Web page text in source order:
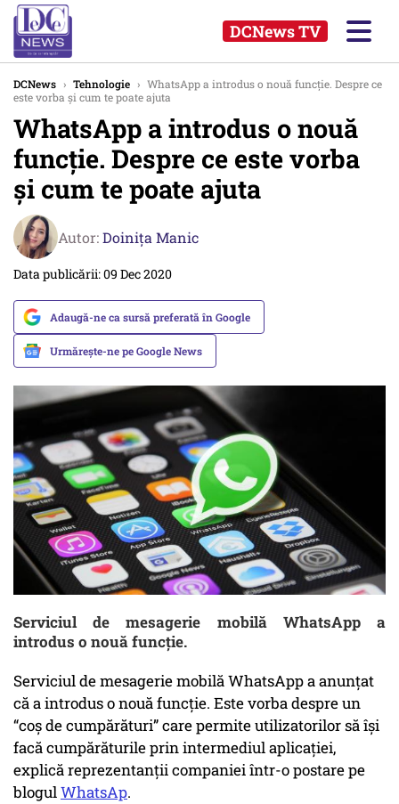
DCNews TV
DCNews › Tehnologie › WhatsApp a introdus o nouă funcție. Despre ce
este vorba și cum te poate ajuta
WhatsApp a introdus o nouă
funcție. Despre ce este vorba
și cum te poate ajuta
Autor:Doinița Manic
Data publicării: 09 Dec 2020
Adaugă-ne ca sursă preferată în Google
Urmărește-ne pe Google News
Serviciul de mesagerie mobilă WhatsApp a
introdus o nouă funcție.
Serviciul de mesagerie mobilă WhatsApp a anunţat
că a introdus o nouă funcţie. Este vorba despre un
“coş de cumpărături” care permite utilizatorilor să îşi
facă cumpărăturile prin intermediul aplicaţiei,
explică reprezentanții companiei într-o postare pe
blogulWhatsAp.